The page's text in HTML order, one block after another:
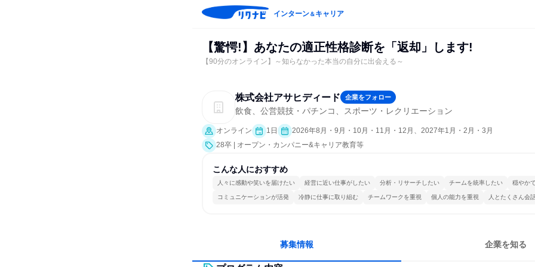
インターン＆キャリア
【驚愕!】あなたの適正性格診断を「返却」します!
【90分のオンライン】～知らなかった本当の自分に出会える～
株式会社アサヒディード 企業をフォロー
飲食、公営競技・パチンコ、スポーツ・レクリエーション
オンライン 1日
2026年8月・9月・10月・11月・12月、2027年1月・2月・3月
28卒 | オープン・カンパニー&キャリア教育等
こんな人におすすめ
人々に感動や笑いを届けたい 経営に近い仕事がしたい 分析・リサーチしたい チームを統率したい 穏やか
コミュニケーションが活発 冷静に仕事に取り組む チームワークを重視 個人の能力を重視 人とたくさん会
募集情報 企業を知る